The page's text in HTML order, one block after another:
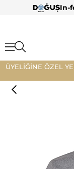
In-
ÜYELİĞİNE ÖZEL